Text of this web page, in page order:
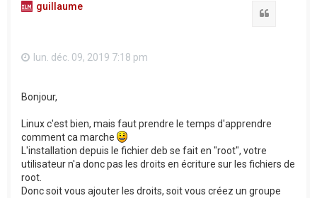
guillaume
lun. déc. 09, 2019 7:18 pm
Bonjour,
Linux c'est bien, mais faut prendre le temps d'apprendre
comment ca marche
L'installation depuis le fichier deb se fait en "root", votre
utilisateur n'a donc pas les droits en écriture sur les fichiers de
root.
Donc soit vous ajouter les droits, soit vous créez un groupe